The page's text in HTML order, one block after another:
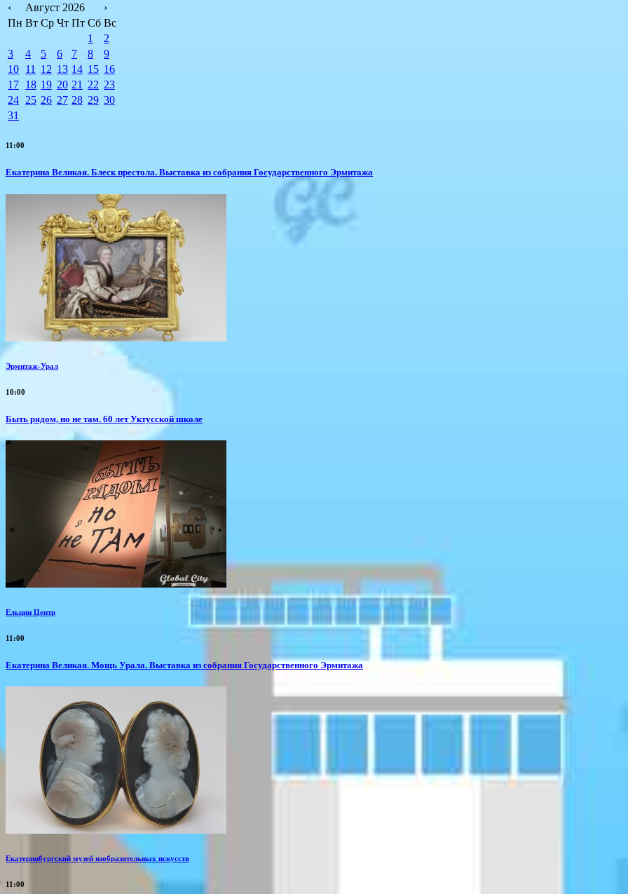
‹
Август 2026
›
Пн Вт Ср Чт Пт Сб Вс
1
2
3
4 5 6 7 8
9
10 11 12 13 14 15 16
17 18 19 20 21 22 23
24 25 26 27 28 29 30
31
11:00
Екатерина Великая. Блеск престола. Выставка из собрания Государственного Эрмитажа
Эрмитаж-Урал
10:00
Быть рядом, но не там. 60 лет Уктусской школе
Ельцин Центр
11:00
​Екатерина Великая. Мощь Урала. Выставка из собрания Государственного Эрмитажа
Екатеринбургский музей изобразительных искусств
11:00